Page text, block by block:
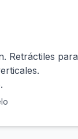
Retráctiles para